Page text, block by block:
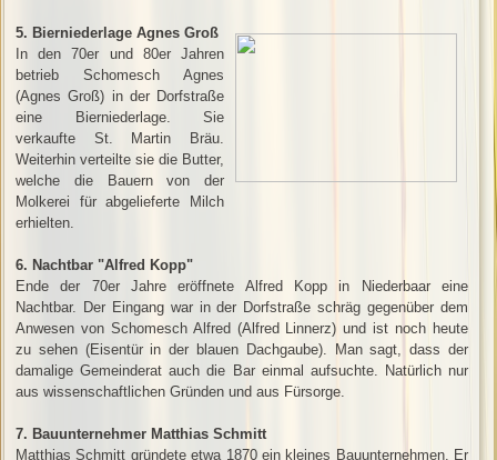
5. Bierniederlage Agnes Groß
In den 70er und 80er Jahren
betrieb Schomesch Agnes
(Agnes Groß) in der Dorfstraße
eine Bierniederlage. Sie
verkaufte St. Martin Bräu.
Weiterhin verteilte sie die Butter,
welche die Bauern von der
Molkerei für abgelieferte Milch
erhielten.
6. Nachtbar "Alfred Kopp"
Ende der 70er Jahre eröffnete Alfred Kopp in Niederbaar eine
Nachtbar. Der Eingang war in der Dorfstraße schräg gegenüber dem
Anwesen von Schomesch Alfred (Alfred Linnerz) und ist noch heute
zu sehen (Eisentür in der blauen Dachgaube). Man sagt, dass der
damalige Gemeinderat auch die Bar einmal aufsuchte. Natürlich nur
aus wissenschaftlichen Gründen und aus Fürsorge.
7. Bauunternehmer Matthias Schmitt
Matthias Schmitt gründete etwa 1870 ein kleines Bauunternehmen. Er